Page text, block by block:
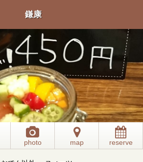
鎌康
photo map reserve